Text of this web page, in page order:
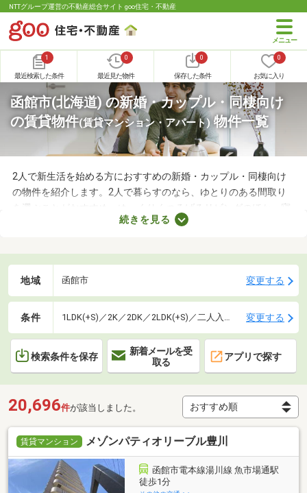
NTTグループ運営の不動産総合サイト goo住宅・不動産
1
最近検索した条件
0
最近見た物件
0
保存した条件
0
お気に入り
函館市(北海道) の新婚・カップル・同棲向け
の賃貸物件(賃貸マンション・アパート)物件一覧
2人で新生活を始める方におすすめの新婚・カップル・同棲向け
の物件を紹介します。2人で暮らすのなら、ゆとりのある間取り
を選ぶことがおすすめ。ゆっくりくつろげるリビングのほか、寝
室や収納スペースを確保できる物件を選べば、長く快適に暮らせ
てチェックしてみてくださいね。
続きを見る
地域 函館市 変更する
条件 1LDK(+S)／2K／2DK／2LDK(+S)／二人入居可 変更する
検索条件を保存
新着メールを受
取る
アプリで探す
20,696件が該当しました。
賃貸マンション メゾンパティオリーブル豊川
函館市電本線湯川線 魚市場通駅
徒歩1分